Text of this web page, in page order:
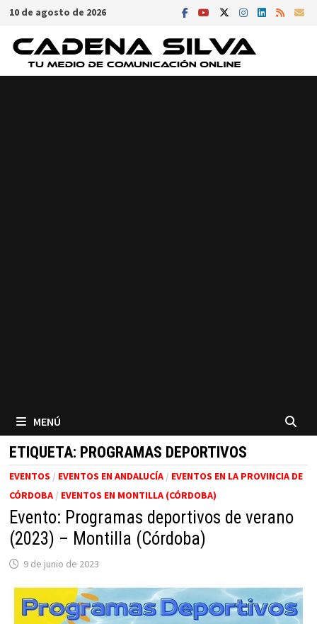
Saltar
contenido
10 de agosto de 2026
MENÚ
ETIQUETA: PROGRAMAS DEPORTIVOS
EVENTOS / EVENTOS EN ANDALUCÍA/ EVENTOS EN LA PROVINCIA DE
CÓRDOBA/ EVENTOS EN MONTILLA (CÓRDOBA)
Evento: Programas deportivos de verano
(2023) – Montilla (Córdoba)
9 de junio de 2023